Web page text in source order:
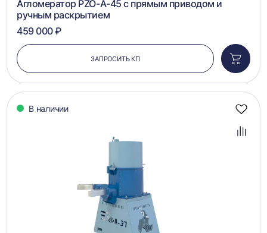
Агломератор PZO-А-45 с прямым приводом и
ручным раскрытием
459 000 ₽
ЗАПРОСИТЬ КП
в
В наличии